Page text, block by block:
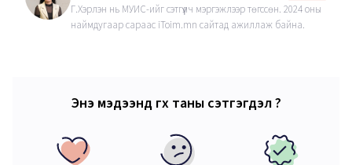
Г.Хэрлэн нь МУИС-ийг сэтгүүлч мэргэжлээр төгссөн. 2024 оны
наймдугаар сараас iToim.mn сайтад ажиллаж байна.
Энэ мэдээнд өгөх таны сэтгэгдэл ?